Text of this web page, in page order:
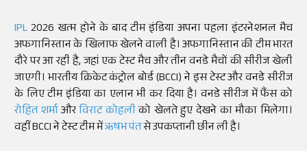
IPL2026 खत्म होने के बाद टीम इंडिया अपना पहला इंटरनेशनल मैच
अफगानिस्तान के खिलाफ खेलने वाली है। अफगानिस्तान की टीम भारत
दौरे पर आ रही है, जहां एक टेस्ट मैच और तीन वनडे मैचों की सीरीज खेली
जाएगी। भारतीय क्रिकेट कंट्रोल बोर्ड (BCCI) ने इस टेस्ट और वनडे सीरीज
के लिए टीम इंडिया का एलान भी कर दिया है। वनडे सीरीज में फैंस को
रोहित शर्माऔरविराट कोहलीको खेलते हुए देखने का मौका मिलेगा।
वहीं BCCI ने टेस्ट टीम मेंऋषभ पंतसे उपकप्तानी छीन ली है।